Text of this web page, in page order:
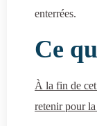
enterrées.
Ce
À la fin de
retenir pour